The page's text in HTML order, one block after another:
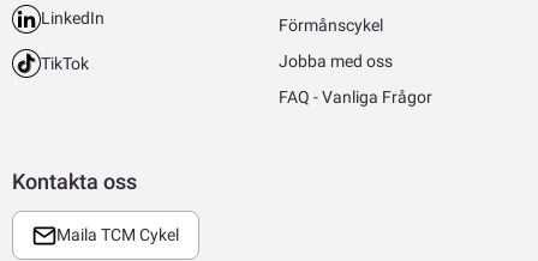
Kontakta oss
Maila TCM Cykel
LinkedIn
TikTok
Förmånscykel
Jobba med oss
FAQ - Vanliga Frågor